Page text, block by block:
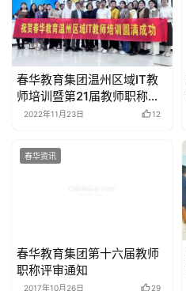
春华教育集团温州区域IT教
师培训暨第21届教师职称预
评审圆满收官
2022年11月23日 12
春华资讯
春华教育集团第十六届教师
职称评审通知
2017年10月26日 29